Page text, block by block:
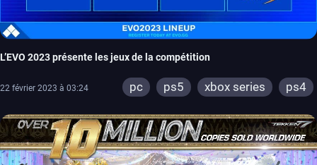
L’EVO 2023 présente les jeux de la compétition
22 février 2023 à 03:24 pc ps5 xbox series ps4